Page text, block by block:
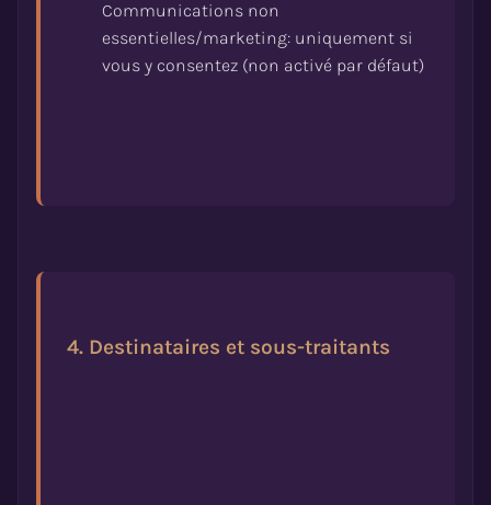
Communications non
essentielles/marketing: uniquement si
4. Destinataires et sous-traitants